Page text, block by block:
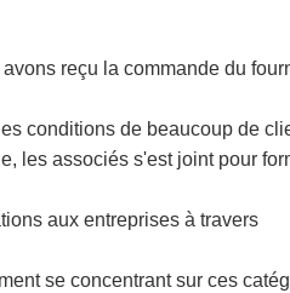
reçu la commande du
conditions de beaucoup de
les associés s'est joint pour
aux entreprises à travers
se concentrant sur ces